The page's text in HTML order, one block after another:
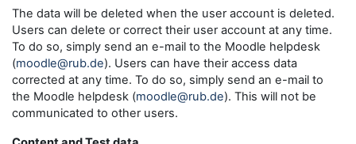
The data will be deleted when the user account is deleted.
Users can delete or correct their user account at any time.
To do so, simply send an e-mail to the Moodle helpdesk
(moodle@rub.de). Users can have their access data
corrected at any time. To do so, simply send an e-mail to
the Moodle helpdesk (moodle@rub.de). This will not be
communicated to other users.